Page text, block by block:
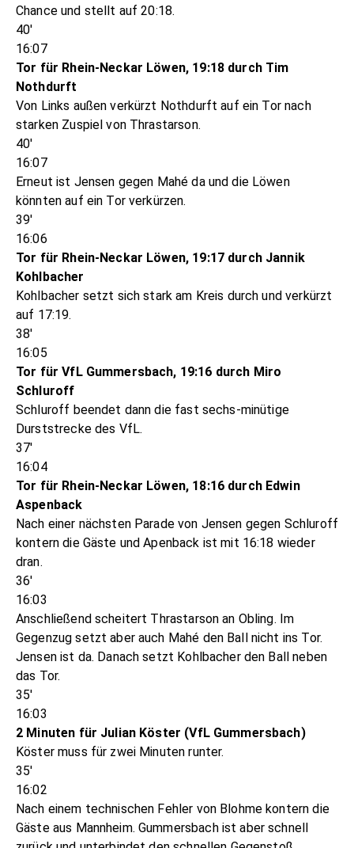
Chance und stellt auf 20:18.
40'
16:07
Tor für Rhein-Neckar Löwen, 19:18 durch Tim
Nothdurft
Von Links außen verkürzt Nothdurft auf ein Tor nach
starken Zuspiel von Thrastarson.
40'
16:07
Erneut ist Jensen gegen Mahé da und die Löwen
könnten auf ein Tor verkürzen.
39'
16:06
Tor für Rhein-Neckar Löwen, 19:17 durch Jannik
Kohlbacher
Kohlbacher setzt sich stark am Kreis durch und verkürzt
auf 17:19.
38'
16:05
Tor für VfL Gummersbach, 19:16 durch Miro
Schluroff
Schluroff beendet dann die fast sechs-minütige
Durststrecke des VfL.
37'
16:04
Tor für Rhein-Neckar Löwen, 18:16 durch Edwin
Aspenback
Nach einer nächsten Parade von Jensen gegen Schluroff
kontern die Gäste und Apenback ist mit 16:18 wieder
dran.
36'
16:03
Anschließend scheitert Thrastarson an Obling. Im
Gegenzug setzt aber auch Mahé den Ball nicht ins Tor.
Jensen ist da. Danach setzt Kohlbacher den Ball neben
das Tor.
35'
16:03
2 Minuten für Julian Köster (VfL Gummersbach)
Köster muss für zwei Minuten runter.
35'
16:02
Nach einem technischen Fehler von Blohme kontern die
Gäste aus Mannheim. Gummersbach ist aber schnell